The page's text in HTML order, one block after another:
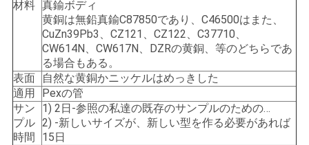
ュ
ー
ス
材料 真鍮ボディ
黄銅は無鉛真鍮C87850であり、C46500はまた、
CuZn39Pb3、CZ121、CZ122、C37710、
CW614N、CW617N、DZRの黄銅、等のどちらであ
る場合もある。
表面
自然な黄銅かニッケルはめっきした
適用
Pexの管
サン
プル
時間
1) 2日-参照の私達の既存のサンプルのための…
2) -新しいサイズが、新しい型を作る必要があれば
15日